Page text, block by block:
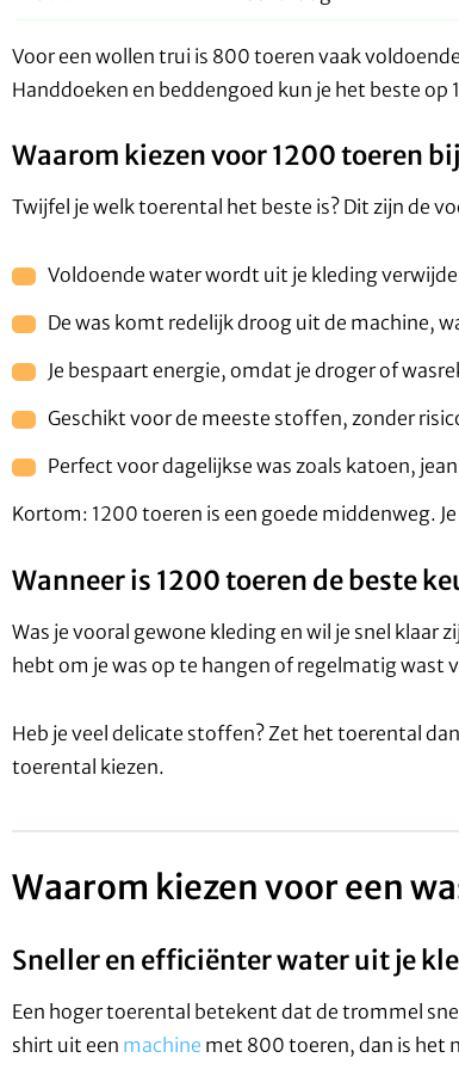
Voor een wollen trui is 800 toeren vaak
Handdoeken en beddengoed kun je het beste
Waarom kiezen voor 1200 toeren
Twijfel je welk toerental het beste is? Dit zijn de
Voldoende water wordt uit je kleding
De was komt redelijk droog uit de machine,
Je bespaart energie, omdat je droger of
Geschikt voor de meeste stoffen, zonder
Perfect voor dagelijkse was zoals katoen,
Kortom: 1200 toeren is een goede middenweg.
Wanneer is 1200 toeren de beste
Was je vooral gewone kleding en wil je snel klaar
hebt om je was op te hangen of regelmatig
Heb je veel delicate stoffen? Zet het toerental
toerental kiezen.
Waarom kiezen voor een
Sneller en efficiënter water uit je
Een hoger toerental betekent dat de trommel
shirt uit een machine met 800 toeren, dan is het